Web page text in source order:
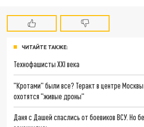
ЧИТАЙТЕ ТАКЖЕ:
Технофашисты XXI века
"Кротами" были все? Теракт в центре
охотятся "живые дроны"
Даня с Дашей спаслись от боевиков ВСУ. Но